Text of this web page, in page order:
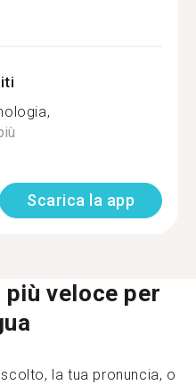
Scarica la app
veloce per
la tua pronuncia, o